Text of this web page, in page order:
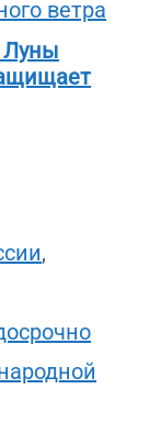
Луны
,